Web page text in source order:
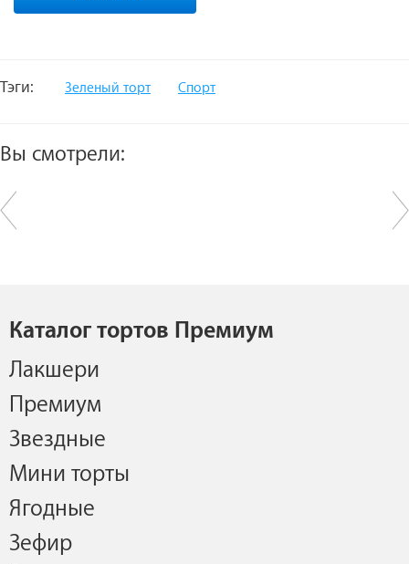
Тэги: Зеленый торт Спорт
Вы смотрели:
Каталог тортов Премиум
Лакшери
Премиум
Звездные
Мини торты
Ягодные
Зефир